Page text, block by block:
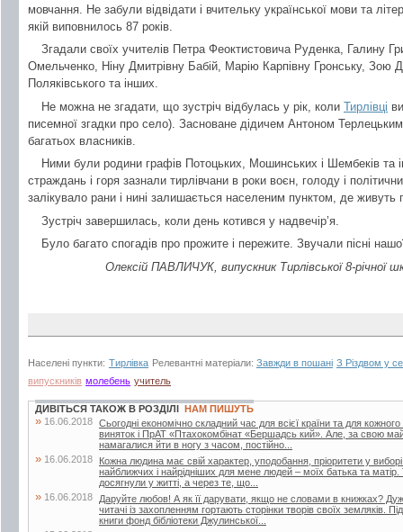
мовчання. Не забули відвідати і вчительку української мови та
якій виповнилось 87 років.
Згадали своїх учителів Петра Феоктистовича Руденка, Галину
Омельченко, Ніну Дмитрівну Бабій, Марію Карпівну Гронську, Зою
Поляківського та інших.
Не можна не згадати, що зустріч відбулась у рік, коли Тирлівці
писемної згадки про село). Засноване дідичем Антоном
багатьох власників.
Ними були родини графів Потоцьких, Мошинських і Шембеків та
страждань і горя зазнали тирлівчани в роки воєн, голоду і
залікувало рани і нині залишається населеним пунктом, де
Зустріч завершилась, коли день котився у надвечір’я.
Було багато спогадів про прожите і пережите. Звучали пісні
Олексій ПАВЛИЧУК, випускник Тирлівської 8-річної
Населені пункти: Тирлівка Релевантні матеріали: Завжди в пошані З Різдвом у
випускників молебень учитель
ДИВІТЬСЯ ТАКОЖ В РОЗДІЛІ НАМ ПИШУТЬ
» 16.06.2018 Сьогодні економічно складний час для всієї країни та для
виняток і ПрАТ «Птахокомбінат «Бершадсь кий». Але, за свою
намагалися йти в ногу з часом, постійно...
» 16.06.2018
Кожна людина має свій характер, уподобання, пріоритети у
найближчих і найрідніших для мене людей – моїх батька та
досягнули у житті, а через те, що...
» 16.06.2018
Даруйте любов! А як її дарувати, якщо не словами в книжках?
читачі із захопленням гортають сторінки творів своїх земляків.
книги фонд бібліотеки Джулинської...